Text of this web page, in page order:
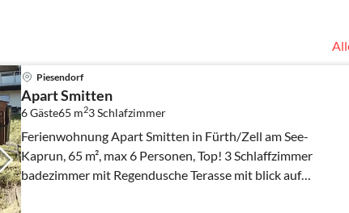
Piesendorf
Apart Smitten
6 Gäste65 m23Schlafzimmer
Ferienwohnung Apart Smitten in Fürth/Zell am See-
Kaprun, 65 m², max 6 Personen, Top! 3 Schlaffzimmer
badezimmer mit Regendusche Terasse mit blick auf
bergen. Centrale lage .